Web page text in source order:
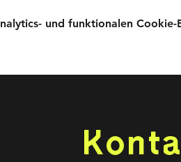
und funktionalen Cookie-